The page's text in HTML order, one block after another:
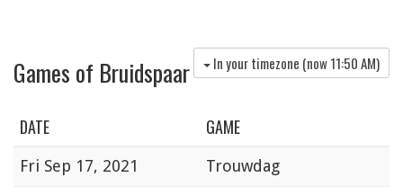
Games of Bruidspaar In your timezone (now11:50 AM)
DATE GAME
Fri Sep 17, 2021 Trouwdag